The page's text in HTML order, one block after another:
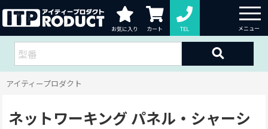
お気に入り カート TEL
アイティープロダクト
ネットワーキング パネル・シャーシ